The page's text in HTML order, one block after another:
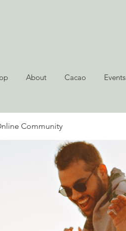
About Cacao Events
Community